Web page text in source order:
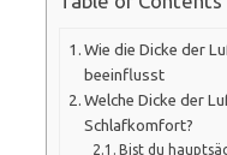
Wie die Dicke der
beeinflusst
Welche Dicke der
Schlafkomfort?
Bist du